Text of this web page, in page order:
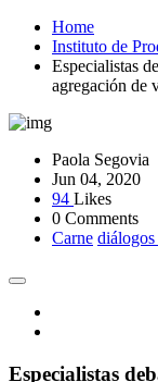
Home
Instituto de
Especialistas
agregación de
Paola Segovia
Jun 04, 2020
94 Likes
0 Comments
Carne
Especialistas